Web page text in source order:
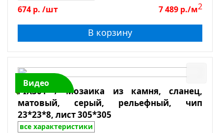
674 р. /шт 7 489 р./м2
В корзину
Видео
PIX301 / Мозаика из камня, сланец,
матовый, серый, рельефный, чип
23*23*8, лист 305*305
все характеристики